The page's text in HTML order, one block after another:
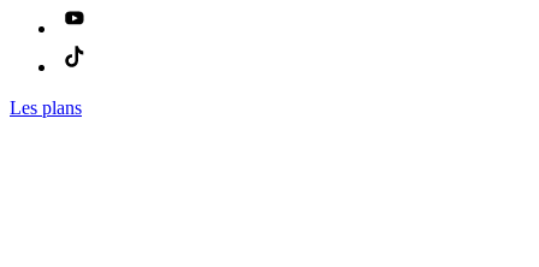
Les plans